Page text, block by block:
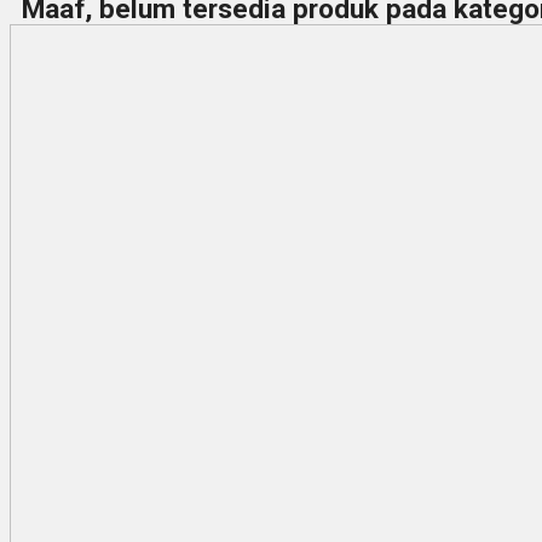
Maaf, belum tersedia produk pada